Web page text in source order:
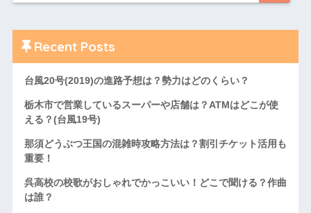
Recent Posts
台風20号(2019)の進路予想は？勢力はどのくらい？
栃木市で営業しているスーパーや店舗は？ATMはどこが使
える？(台風19号)
那須どうぶつ王国の混雑時攻略方法は？割引チケット活用も
重要！
呉高校の校歌がおしゃれでかっこいい！どこで聞ける？作曲
は誰？